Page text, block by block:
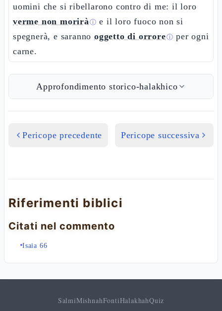
uomini che si ribellarono contro di me: il loro
verme non moriràⓘ e il loro fuoco non si
spegnerà, e sarannooggetto di orroreⓘ per ogni
carne.
Approfondimento storico-halakhico
Pericope precedente Pericope successiva
Riferimenti biblici
Citati nel commento
Isaia 66
SalmiMishnahFontiHalakhahQuiz